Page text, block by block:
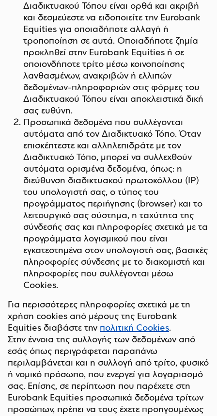
Διαδικτυακού Τόπου είναι ορθά και ακριβή
και δεσμεύεστε να ειδοποιείτε την Eurobank
Equities για οποιαδήποτε αλλαγή ή
τροποποίηση σε αυτά. Οποιαδήποτε ζημία
προκληθεί στην Eurobank Equities ή σε
οποιονδήποτε τρίτο μέσω κοινοποίησης
λανθασμένων, ανακριβών ή ελλιπών
δεδομένων-πληροφοριών στις φόρμες του
Διαδικτυακού Τόπου είναι αποκλειστικά δική
σας ευθύνη.
Προσωπικά δεδομένα που συλλέγονται
αυτόματα από τον Διαδικτυακό Τόπο. Όταν
επισκέπτεστε και αλληλεπιδράτε με τον
Διαδικτυακό Τόπο, μπορεί να συλλεχθούν
αυτόματα ορισμένα δεδομένα, όπως: η
διεύθυνση διαδικτυακού πρωτοκόλλου (ΙΡ)
του υπολογιστή σας, ο τύπος του
προγράμματος περιήγησης (browser) και το
λειτουργικό σας σύστημα, η ταχύτητα της
σύνδεσής σας και πληροφορίες σχετικά με τα
προγράμματα λογισμικού που είναι
εγκατεστημένα στον υπολογιστή σας, βασικές
πληροφορίες σύνδεσης με το διακομιστή και
πληροφορίες που συλλέγονται μέσω
Cookies.
Για περισσότερες πληροφορίες σχετικά με τη
χρήση cookies από μέρους της Eurobank
Equities διαβάστε την πολιτική Cookies.
Στην έννοια της συλλογής των δεδομένων από
εσάς όπως περιγράφεται παραπάνω
περιλαμβάνεται και η συλλογή από τρίτο, φυσικό
ή νομικό πρόσωπο, που ενεργεί για λογαριασμό
σας. Επίσης, σε περίπτωση που παρέχετε στη
Eurobank Equities προσωπικά δεδομένα τρίτων
προσώπων, πρέπει να τους έχετε προηγουμένως